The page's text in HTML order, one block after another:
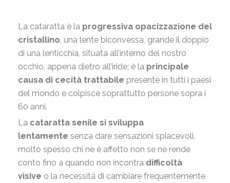
La cataratta è la progressiva opacizzazione del
cristallino, una lente biconvessa, grande il doppio
di una lenticchia, situata all’interno del nostro
occhio, appena dietro all’iride; è la principale
causa di cecità trattabile presente in tutti i paesi
del mondo e colpisce soprattutto persone sopra i
60 anni.
La cataratta senile si sviluppa
lentamente senza dare sensazioni spiacevoli,
molto spesso chi ne è affetto non se ne rende
conto fino a quando non incontra difficoltà
visive o la necessità di cambiare frequentemente